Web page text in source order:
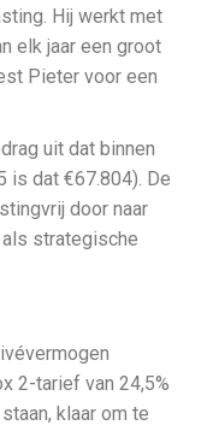
Hij werkt met
elk jaar een groot
Pieter voor een
uit dat binnen
is dat €67.804). De
door naar
als strategische
2-tarief van 24,5%
klaar om te